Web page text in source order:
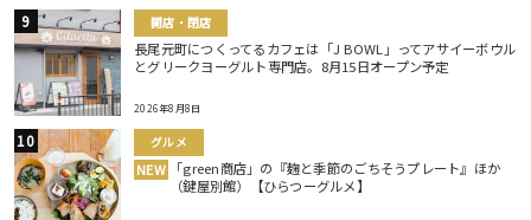
開店・閉店
長尾元町につくってるカフェは「J BOWL」ってアサイーボウル
とグリークヨーグルト専門店。8月15日オープン予定
2026年8月8日
グルメ
NEW
「green商店」の『麹と季節のごちそうプレート』ほか
（鍵屋別館）【ひらつーグルメ】